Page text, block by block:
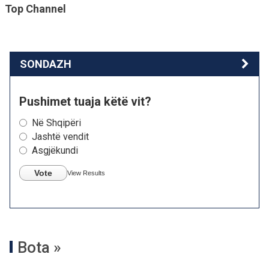
Top Channel
SONDAZH
Pushimet tuaja këtë vit?
Në Shqipëri
Jashtë vendit
Asgjëkundi
Vote View Results
Bota »